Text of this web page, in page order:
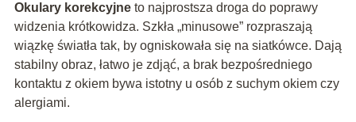
Okulary korekcyjneto najprostsza droga do poprawy
widzenia krótkowidza. Szkła „minusowe” rozpraszają
wiązkę światła tak, by ogniskowała się na siatkówce. Dają
stabilny obraz, łatwo je zdjąć, a brak bezpośredniego
kontaktu z okiem bywa istotny u osób z suchym okiem czy
alergiami.